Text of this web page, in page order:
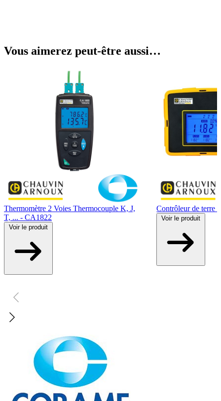
Vous aimerez peut-être aussi…
Thermomètre 2 Voies Thermocouple K, J,
T, ... - CA1822
Voir le produit
Contrôleur de terre
Voir le produit